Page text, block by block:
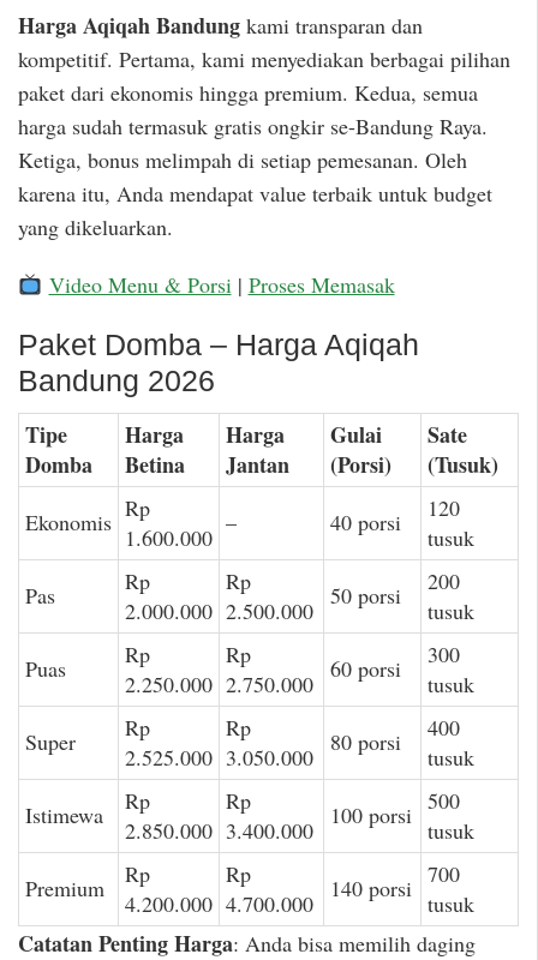
Harga Aqiqah Bandung kami transparan dan
kompetitif. Pertama, kami menyediakan berbagai pilihan
paket dari ekonomis hingga premium. Kedua, semua
harga sudah termasuk gratis ongkir se-Bandung Raya.
Ketiga, bonus melimpah di setiap pemesanan. Oleh
karena itu, Anda mendapat value terbaik untuk budget
yang dikeluarkan.
Video Menu & Porsi| Proses Memasak
Paket Domba – Harga Aqiqah
Bandung 2026
Tipe
Domba
Harga
Betina
Harga
Jantan
Gulai
(Porsi)
Sate
(Tusuk)
Ekonomis Rp
1.600.000
– 40 porsi
120
tusuk
Pas
Rp
2.000.000
Rp
2.500.000
50 porsi
200
tusuk
Puas
Rp
2.250.000
Rp
2.750.000
60 porsi
300
tusuk
Super
Rp
2.525.000
Rp
3.050.000
80 porsi
400
tusuk
Istimewa
Rp
2.850.000
Rp
3.400.000
100 porsi 500
tusuk
Premium
Rp
4.200.000
Rp
4.700.000
140 porsi 700
tusuk
Catatan Penting Harga: Anda bisa memilih daging